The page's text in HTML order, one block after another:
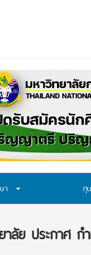
า ทุ
ลัย ประกาศ ก